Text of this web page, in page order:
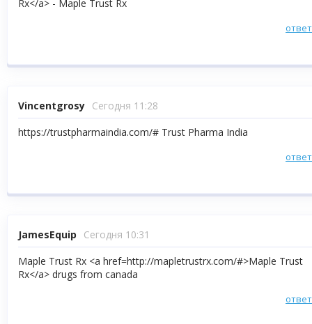
Rx</a> - Maple Trust Rx
Vincentgrosy Сегодня 11:28
https://trustpharmaindia.com/# Trust Pharma India
JamesEquip
Сегодня 10:31
Maple Trust Rx <a href=http://mapletrustrx.com/#>Maple Trust
Rx</a> drugs from canada